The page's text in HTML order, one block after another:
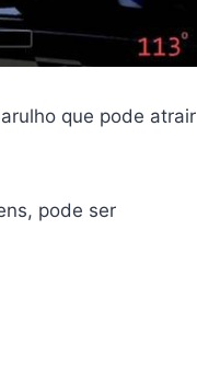
que pode atrair
pode ser